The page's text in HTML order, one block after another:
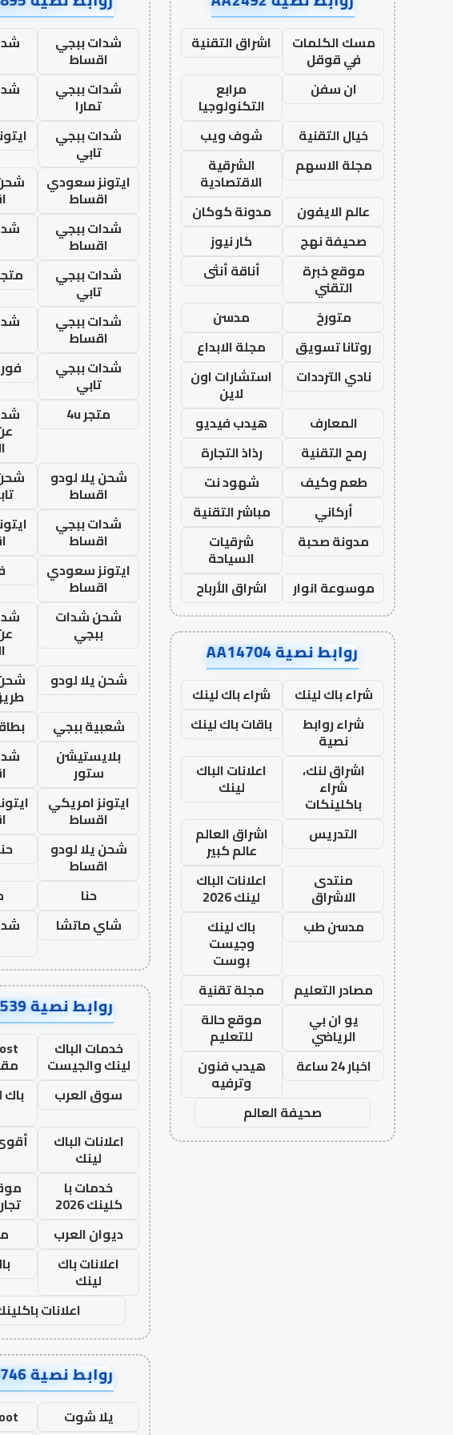
مسك الكلمات
في قوقل
اشراق التقنية
ان سفن
مرابع
التكنولوجيا
خيال التقنية
شوف ويب
مجلة الاسهم
الشرقية
الاقتصادية
عالم الايفون
مدونة كوكان
صحيفة نهج
كار نيوز
موقع خبرة
التقني
أناقة أنثى
متورخ
مدسن
روتانا تسويق
مجلة الابداع
نادي الترددات
استشارات اون
لاين
المعارف
هيدب فيديو
رمح التقنية
رذاذ التجارة
طعم وكيف
شهود نت
أركاني
مباشر التقنية
مدونة صحبة
شرقيات
السياحة
موسوعة انوار
اشراق الأرباح
روابط نصية AA14704
شراء باك لينك
شراء باك لينك
شراء روابط
نصية
باقات باك لينك
اشراق لنك،
شراء
باكلينكات
اعلانات الباك
لينك
التدريس
اشراق العالم
عالم كبير
منتدى
الاشراق
اعلانات الباك
لينك 2026
مدسن طب
باك لينك
وجيست
بوست
مصادر التعليم
مجلة تقنية
يو ان بي
الرياضي
موقع حالة
للتعليم
اخبار 24 ساعة
هيدب فنون
وترفيه
صحيفة العالم
شدات ببجي
اقساط
شدات ببجي
تمارا
شدات ببجي
تابي
ايتونز سعودي
اقساط
شدات ببجي
اقساط
شدات ببجي
تابي
شدات ببجي
اقساط
شدات ببجي
تابي
متجر 4u
شحن يلا لودو
اقساط
شدات ببجي
اقساط
ايتونز سعودي
اقساط
شحن شدات
ببجي
شحن يلا لودو
شعبية ببجي
بلايستيشن
ستور
ايتونز امريكي
اقساط
شحن يلا لودو
اقساط
حنا
شاي ماتشا
روابط نصية AA32539
خدمات الباك
لينك والجيست
سوق العرب
باك
اعلانات الباك
لينك
خدمات با
كلينك 2026
ديوان العرب
اعلانات باك
لينك
اعلانات
روابط نصية AA98746
يلا شوت